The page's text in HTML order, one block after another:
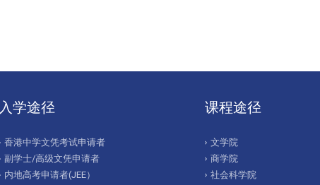
入学途径
香港中学文凭考试申请者
副学士/高级文凭申请者
内地高考申请者(JEE）
课程途径
文学院
商学院
社会科学院